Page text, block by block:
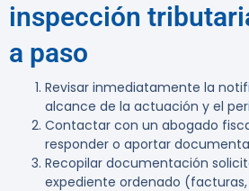
inspección
a paso
Revisar inmediatamente la
alcance de la actuación y el
Contactar con un abogado
responder o aportar
Recopilar documentación
expediente ordenado